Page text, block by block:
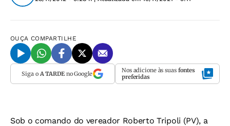
OUÇA COMPARTILHE
Siga o A TARDEno Google Nos adicione às suas fontes
preferidas
Sob o comando do vereador Roberto Tripoli (PV), a